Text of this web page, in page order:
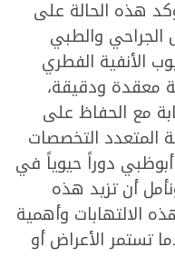
هذه الحالة على
الجراحي والطبي
الأنفية الفطري
معقدة ودقيقة،
مع الحفاظ على
المتعدد التخصصات
دوراً حيوياً في
أن تزيد هذه
الالتهابات وأهمية
تستمر الأعراض أو